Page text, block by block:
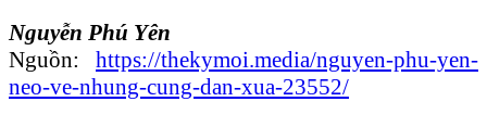
Nguyễn Phú Yên
Nguồn: https://thekymoi.media/nguyen-phu-yen-
neo-ve-nhung-cung-dan-xua-23552/